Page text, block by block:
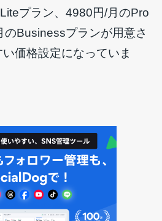
プラン、4980円/月のPro
Businessプランが用意さ
価格設定になっていま